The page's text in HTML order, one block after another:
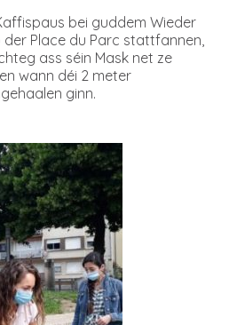
bei guddem Wieder
Place du Parc stattfannen,
ass séin Mask net ze
wann déi 2 meter
ginn.